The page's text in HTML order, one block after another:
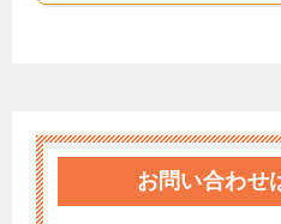
お問い合わせ